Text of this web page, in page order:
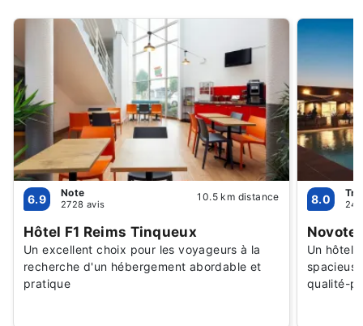
6.9 Note
2728 avis
10.5 km distance
Hôtel F1 Reims Tinqueux
Un excellent choix pour les voyageurs à la
recherche d'un hébergement abordable et
pratique
8.0
Un hôtel
qualité-